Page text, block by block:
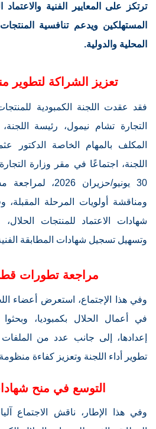
ترتكز على المعايير الفنية
المستهلكين ويدعم تنافسية
المحلية والدولية.
تعزيز الشراكة لتطوير
فقد عقدت اللجنة الكمبودية
التجارة تشام نيمول، رئيسة
المكلف بالمهام الخاصة الدكتور
اللجنة، اجتماعًا في مقر وزارة
30 يونيو/حزيران
ومناقشة أولويات المرحلة
شهادات الاعتماد للمنتجات
وتسهيل تسجيل شهادات المطابقة
مراجعة تطورات
وفي هذا الإجتماع، استعرض أعضاء
في أعمال الحلال بكمبوديا، وبحثوا
إعدادها، إلى جانب عدد من الملفات
تطوير أداء اللجنة وتعزيز كفاءة
التوسع في منح
وفي هذا الإطار، ناقش الاجتماع